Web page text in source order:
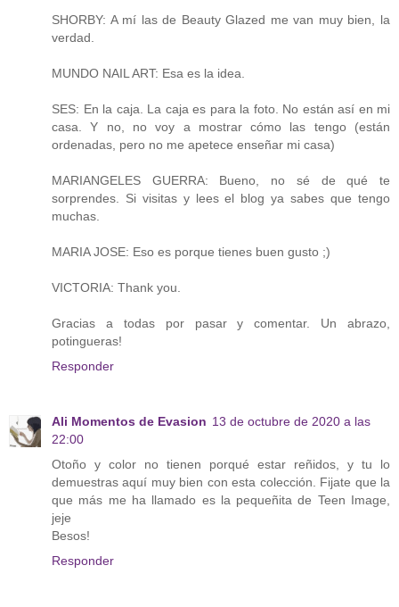
SHORBY: A mí las de Beauty Glazed me van muy bien, la
verdad.
MUNDO NAIL ART: Esa es la idea.
SES: En la caja. La caja es para la foto. No están así en mi
casa. Y no, no voy a mostrar cómo las tengo (están
ordenadas, pero no me apetece enseñar mi casa)
MARIANGELES GUERRA: Bueno, no sé de qué te
sorprendes. Si visitas y lees el blog ya sabes que tengo
muchas.
MARIA JOSE: Eso es porque tienes buen gusto ;)
VICTORIA: Thank you.
Gracias a todas por pasar y comentar. Un abrazo,
potingueras!
Responder
Ali Momentos de Evasion 13 de octubre de 2020 a las
22:00
Otoño y color no tienen porqué estar reñidos, y tu lo
demuestras aquí muy bien con esta colección. Fijate que la
que más me ha llamado es la pequeñita de Teen Image,
jeje
Besos!
Responder